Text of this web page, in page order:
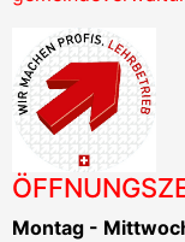
Montag -